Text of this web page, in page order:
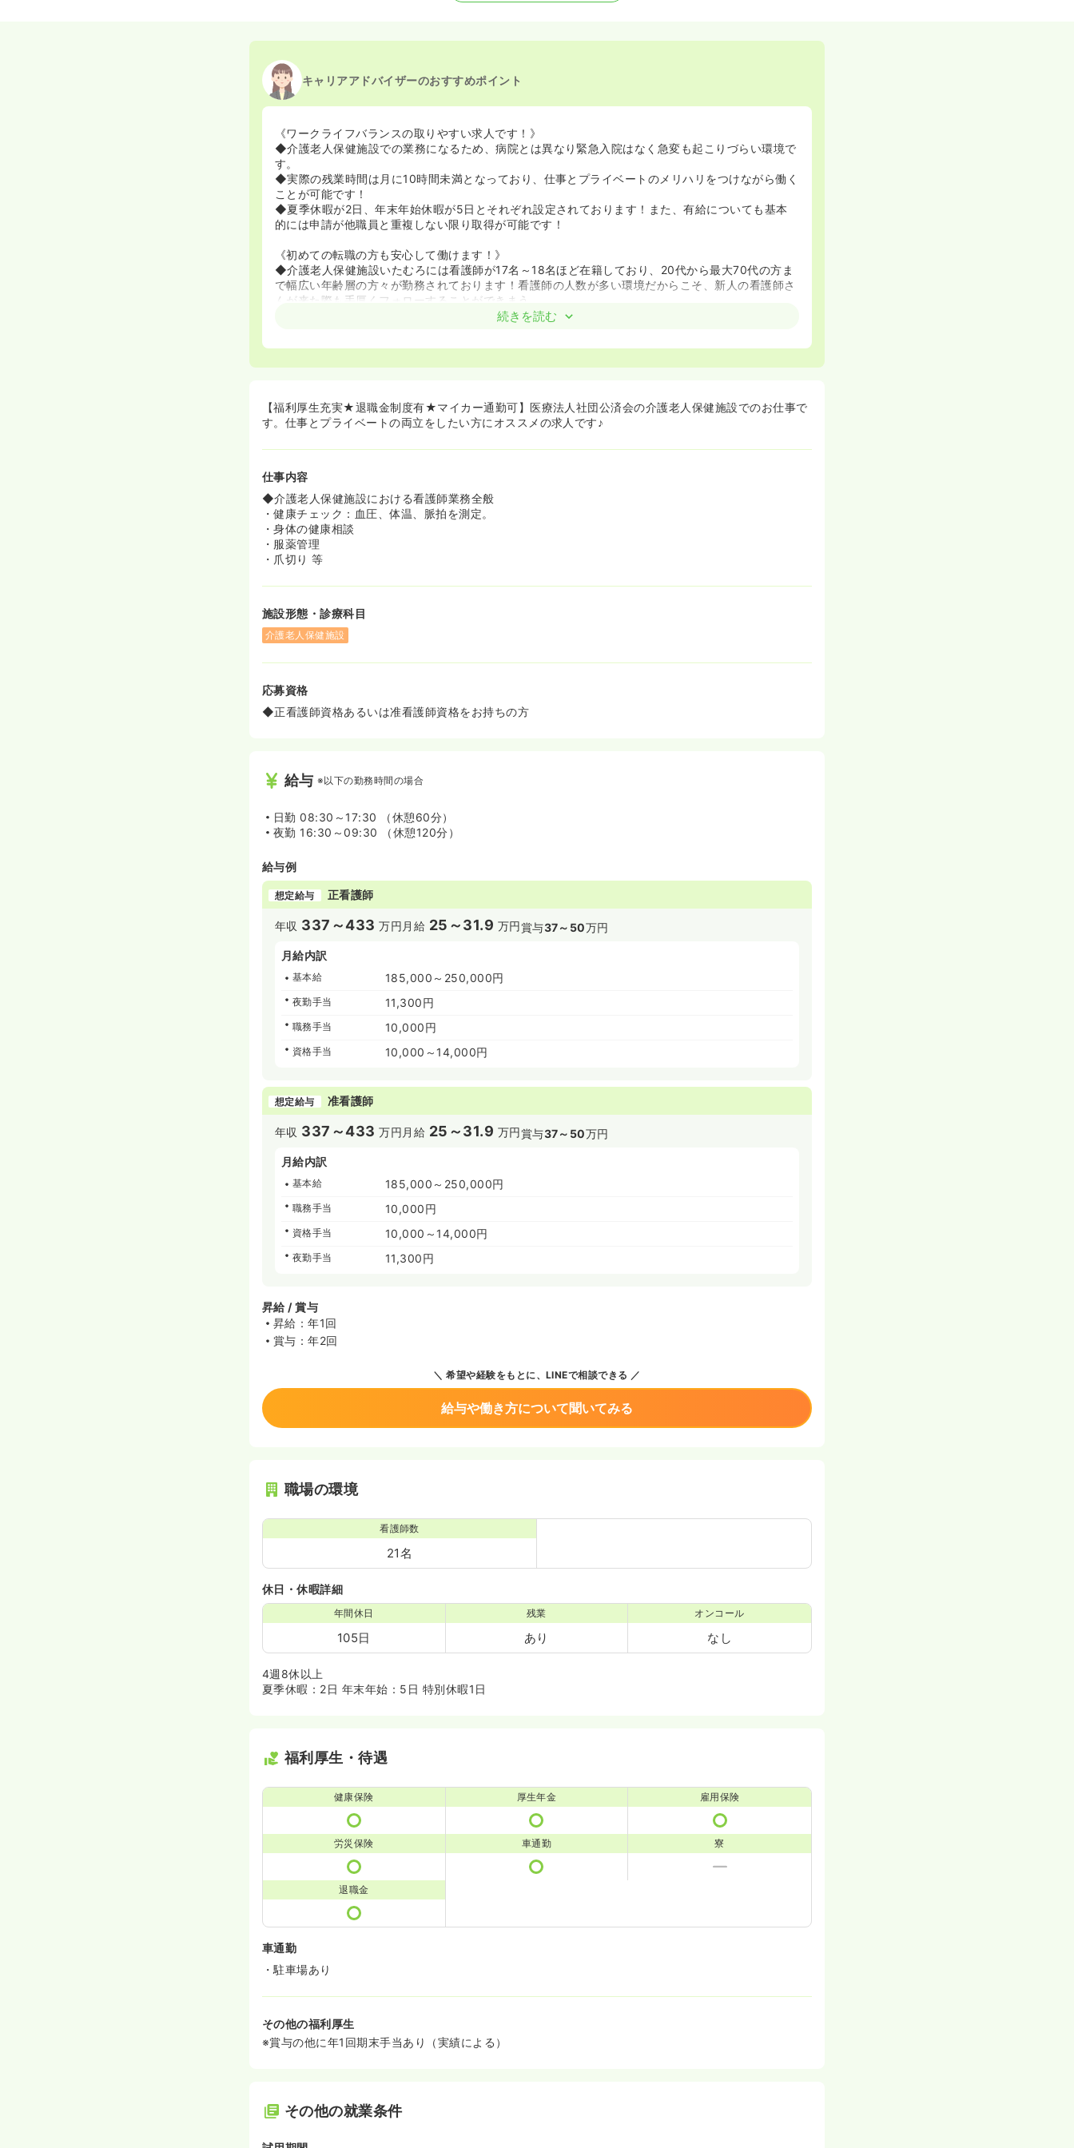
キャリアアドバイザーのおすすめポイント
《ワークライフバランスの取りやすい求人です！》
◆介護老人保健施設での業務になるため、病院とは異なり緊急入院はなく急変も起こりづらい環境で
す。
◆実際の残業時間は月に10時間未満となっており、仕事とプライベートのメリハリをつけながら働く
ことが可能です！
◆夏季休暇が2日、年末年始休暇が5日とそれぞれ設定されております！また、有給についても基本
的には申請が他職員と重複しない限り取得が可能です！
《初めての転職の方も安心して働けます！》
◆介護老人保健施設いたむろには看護師が17名～18名ほど在籍しており、20代から最大70代の方ま
で幅広い年齢層の方々が勤務されております！看護師の人数が多い環境だからこそ、新人の看護師さ
んが来た際も手厚くフォローすることができまう。
◆入職後は固定の教育担当がつきますが、シフトで出勤が重複しない場合は代理を立てるなど柔軟に
続きを読む
【福利厚生充実★退職金制度有★マイカー通勤可】医療法人社団公済会の介護老人保健施設でのお仕事で
す。仕事とプライベートの両立をしたい方にオススメの求人です♪
仕事内容
◆介護老人保健施設における看護師業務全般
・健康チェック：血圧、体温、脈拍を測定。
・身体の健康相談
・服薬管理
・爪切り 等
施設形態・診療科目
介護老人保健施設
応募資格
◆正看護師資格あるいは准看護師資格をお持ちの方
給与 ※以下の勤務時間の場合
日勤 08:30～17:30 （休憩60分）
夜勤 16:30～09:30 （休憩120分）
給与例
想定給与 正看護師
年収 337～433 万円 月給 25～31.9 万円賞与37～50万円
月給内訳
基本給 185,000～250,000円
夜勤手当 11,300円
職務手当 10,000円
資格手当 10,000～14,000円
想定給与 准看護師
年収 337～433 万円 月給 25～31.9 万円賞与37～50万円
月給内訳
基本給 185,000～250,000円
職務手当 10,000円
資格手当 10,000～14,000円
夜勤手当 11,300円
昇給 / 賞与
昇給：年1回
賞与：年2回
希望や経験をもとに、LINEで相談できる
給与や働き方について聞いてみる
職場の環境
看護師数
21名
休日・休暇詳細
年間休日
105日
残業
あり
オンコール
なし
4週8休以上
夏季休暇：2日 年末年始：5日 特別休暇1日
福利厚生・待遇
健康保険 厚生年金 雇用保険
労災保険 車通勤 寮
退職金
車通勤
・駐車場あり
その他の福利厚生
※賞与の他に年1回期末手当あり（実績による）
その他の就業条件